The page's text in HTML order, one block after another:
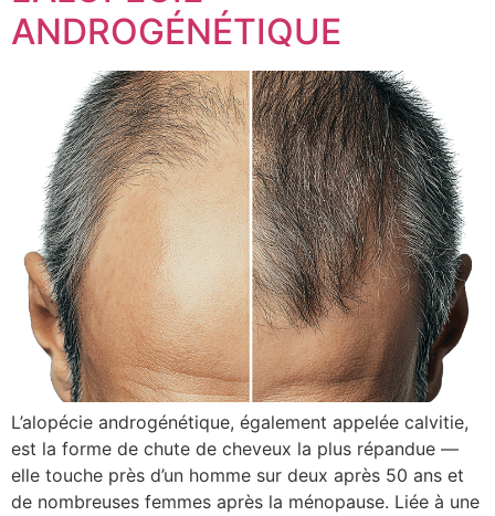
ANDROGÉNÉTIQUE
L’alopécie androgénétique, également appelée calvitie,
est la forme de chute de cheveux la plus répandue —
elle touche près d’un homme sur deux après 50 ans et
de nombreuses femmes après la ménopause. Liée à une